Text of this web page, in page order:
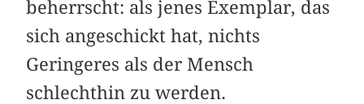
beherrscht: als jenes Exemplar, das
sich angeschickt hat, nichts
Geringeres als der Mensch
schlechthin zu werden.